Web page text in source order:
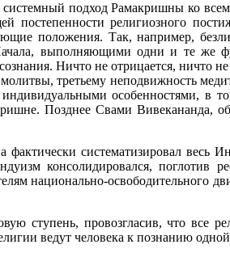
подход Рамакришны ко
постепенности религиозного
положения. Так, например,
выполняющими одни и те же
Ничто не отрицается, ничто
третьему неподвижность
особенностями, в
Позднее Свами Вивекананда,
систематизировал
консолидировался,
национально-освободительного
ступень, провозгласив, что все
ведут человека к познанию